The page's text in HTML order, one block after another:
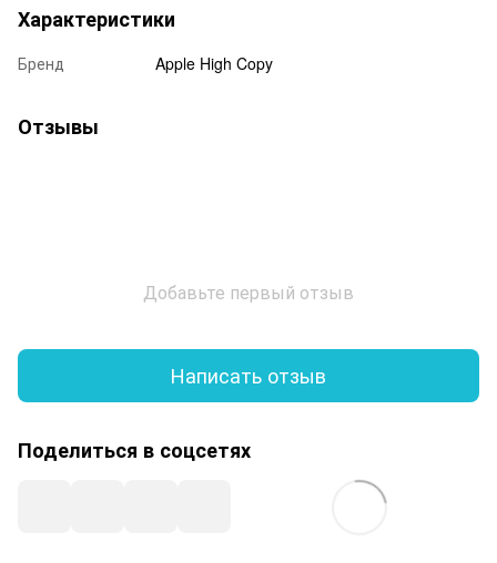
Характеристики
Бренд Apple High Copy
Отзывы
Добавьте первый отзыв
Написать отзыв
Поделиться в соцсетях